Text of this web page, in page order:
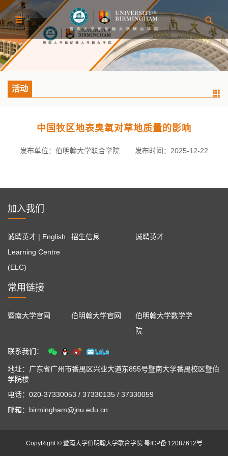
活动
中国牧区地表臭氧对草地质量的影响
发布单位：伯明翰大学联合学院 发布时间：2025-12-22
加入我们
诚聘英才 | English
Learning Centre
(ELC)
招生信息 诚聘英才
常用链接
暨南大学官网 伯明翰大学官网
伯明翰大学数学学
院
联系我们：
地址：广东省广州市番禺区兴业大道东855号暨南大学番禺校区暨伯
学院楼
电话：020-37330053 / 37330135 / 37330059
邮箱：birmingham@jnu.edu.cn
CopyRight © 暨南大学伯明翰大学联合学院 粤ICP备 12087612号